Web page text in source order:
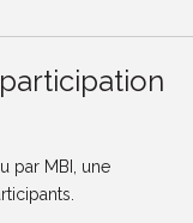
par MBI, une